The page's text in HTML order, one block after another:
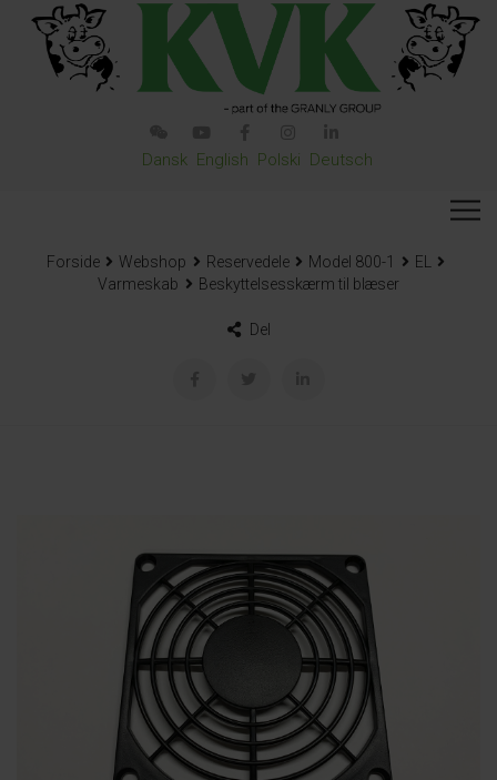
Dansk English Polski Deutsch
Forside Webshop Reservedele Model 800-1
EL
Varmeskab
Beskyttelsesskærm til blæser
Del